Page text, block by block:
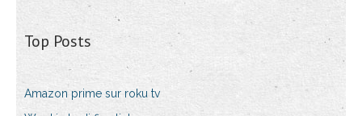
Top Posts
Amazon prime sur roku tv